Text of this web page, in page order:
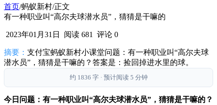
首页/蚂蚁新村/正文
有一种职业叫“高尔夫球潜水员”，猜猜是干嘛的
2023年01月31日 阅读 681 评论 0
摘要： 支付宝蚂蚁新村小课堂问题：有一种职业叫“高尔夫球
潜水员”，猜猜是干嘛的？答案是：捡回掉进水里的球。
约 1836 字 · 预计阅读 5 分钟
今日问题：有一种职业叫“高尔夫球潜水员”，猜猜是干嘛的？